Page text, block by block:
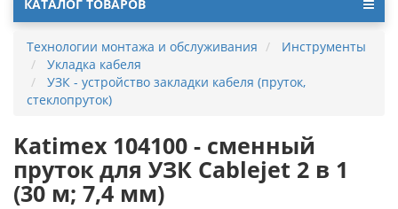
КАТАЛОГ ТОВАРОВ
Технологии монтажа и обслуживания
Инструменты
Укладка кабеля
УЗК - устройство закладки кабеля (пруток,
стеклопруток)
Katimex 104100 - сменный
пруток для УЗК Cablejet 2 в 1
(30 м; 7,4 мм)